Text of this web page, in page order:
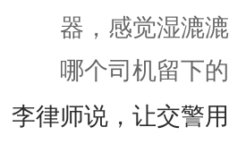
器，感觉湿漉
哪个司机留下的
李律师说，让交警